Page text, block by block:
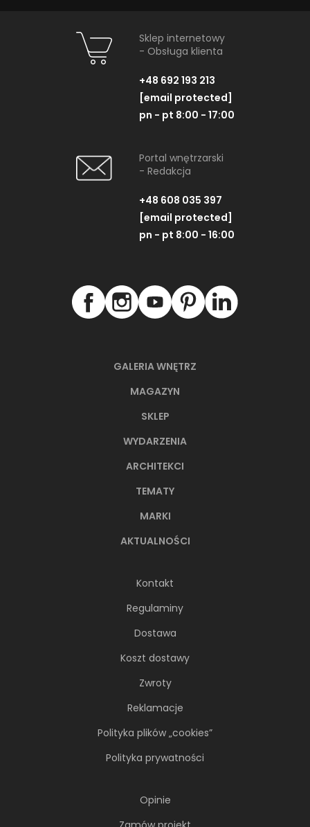
GALERIA WNĘTRZ
MAGAZYN
SKLEP
WYDARZENIA
ARCHITEKCI
TEMATY
MARKI
AKTUALNOŚCI
Kontakt
Regulaminy
Dostawa
Koszt dostawy
Zwroty
Reklamacje
Polityka plików „cookies”
Polityka prywatności
Opinie
Sklep internetowy
- Obsługa klienta
+48 692 193 213
[email protected]
pn - pt 8:00 - 17:00
Portal wnętrzarski
- Redakcja
+48 608 035 397
[email protected]
pn - pt 8:00 - 16:00